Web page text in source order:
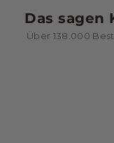
n
&
Das sagen
Über 138.000